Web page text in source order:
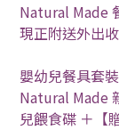
Natural Made
現正附送外出
嬰幼兒餐具套
Natural Made
兒餵食碟 ＋【